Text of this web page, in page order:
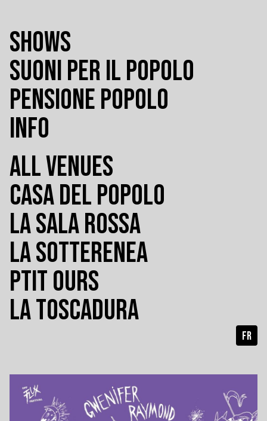
SHOWS
SUONI PER IL POPOLO
PENSIONE POPOLO
INFO
ALL VENUES
CASA DEL POPOLO
LA SALA ROSSA
LA SOTTERENEA
PTIT OURS
LA TOSCADURA
FR